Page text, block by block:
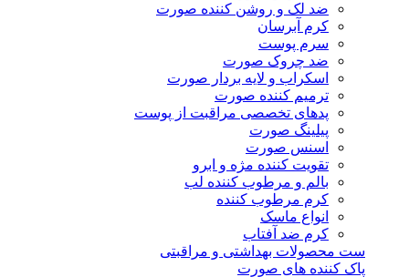
ضد لک و روشن کننده صورت
کرم آبرسان
سرم پوست
ضد چروک صورت
اسکراب و لایه بردار صورت
ترمیم کننده صورت
پدهای تخصصی مراقبت از پوست
پیلینگ صورت
اسنس صورت
تقویت کننده مژه و ابرو
بالم و مرطوب کننده لب
کرم مرطوب کننده
انواع ماسک
کرم ضد آفتاب
ست محصولات بهداشتی و مراقبتی
پاک کننده های صورت